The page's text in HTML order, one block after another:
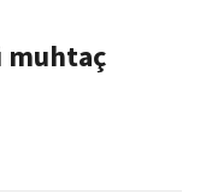
muhtaç